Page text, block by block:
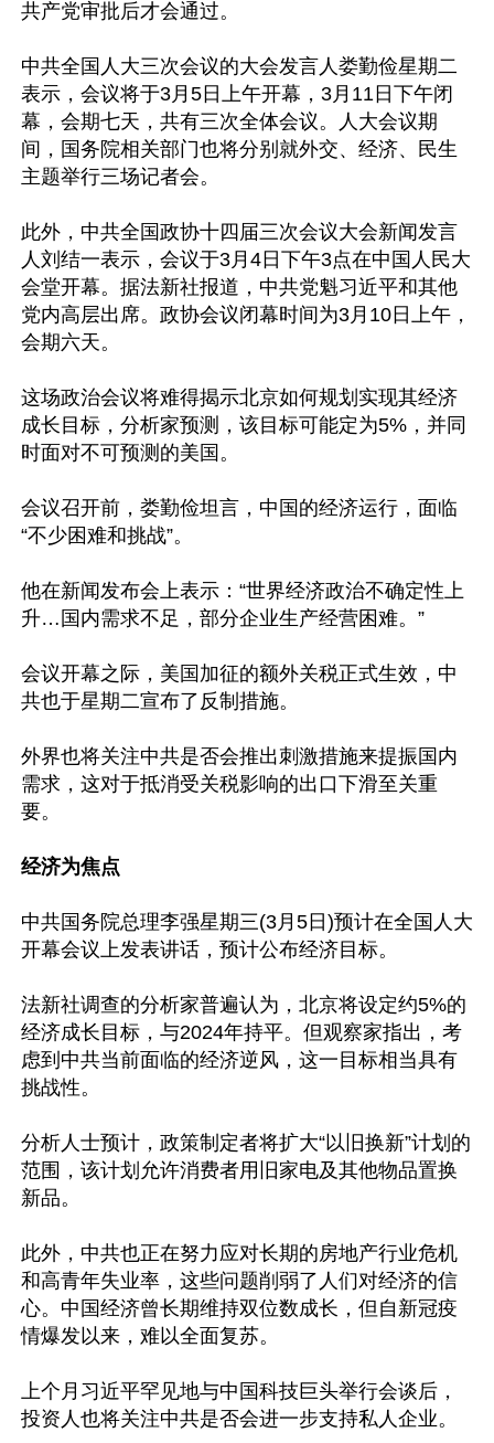
共产党审批后才会通过。
中共全国人大三次会议的大会发言人娄勤俭星期二
表示，会议将于3月5日上午开幕，3月11日下午闭
幕，会期七天，共有三次全体会议。人大会议期
间，国务院相关部门也将分别就外交、经济、民生
主题举行三场记者会。
此外，中共全国政协十四届三次会议大会新闻发言
人刘结一表示，会议于3月4日下午3点在中国人民大
会堂开幕。据法新社报道，中共党魁习近平和其他
党内高层出席。政协会议闭幕时间为3月10日上午，
会期六天。
这场政治会议将难得揭示北京如何规划实现其经济
成长目标，分析家预测，该目标可能定为5%，并同
时面对不可预测的美国。
会议召开前，娄勤俭坦言，中国的经济运行，面临
“不少困难和挑战”。
他在新闻发布会上表示：“世界经济政治不确定性上
升…国内需求不足，部分企业生产经营困难。”
会议开幕之际，美国加征的额外关税正式生效，中
共也于星期二宣布了反制措施。
外界也将关注中共是否会推出刺激措施来提振国内
需求，这对于抵消受关税影响的出口下滑至关重
要。
经济为焦点
中共国务院总理李强星期三(3月5日)预计在全国人大
开幕会议上发表讲话，预计公布经济目标。
法新社调查的分析家普遍认为，北京将设定约5%的
经济成长目标，与2024年持平。但观察家指出，考
虑到中共当前面临的经济逆风，这一目标相当具有
挑战性。
分析人士预计，政策制定者将扩大“以旧换新”计划的
范围，该计划允许消费者用旧家电及其他物品置换
新品。
此外，中共也正在努力应对长期的房地产行业危机
和高青年失业率，这些问题削弱了人们对经济的信
心。中国经济曾长期维持双位数成长，但自新冠疫
情爆发以来，难以全面复苏。
上个月习近平罕见地与中国科技巨头举行会谈后，
投资人也将关注中共是否会进一步支持私人企业。